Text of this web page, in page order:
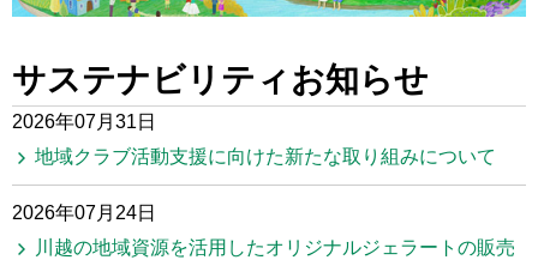
サステナビリティお知らせ
2026年07月31日
地域クラブ活動支援に向けた新たな取り組みについて
2026年07月24日
川越の地域資源を活用したオリジナルジェラートの販売